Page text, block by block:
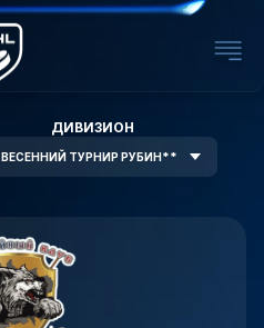
ДИВИЗИОН
ВЕСЕННИЙ ТУРНИР РУБИН**